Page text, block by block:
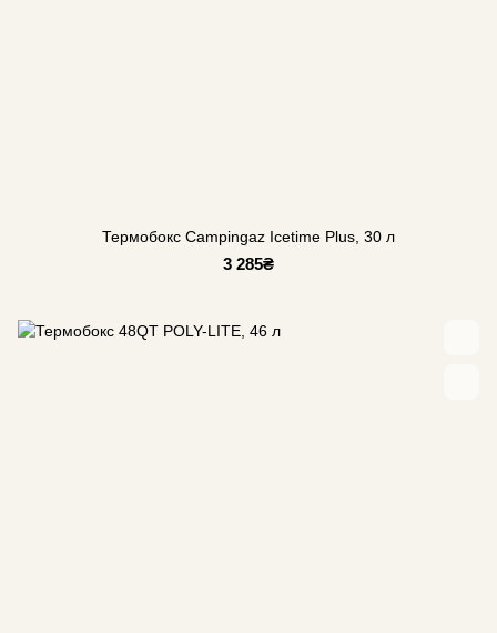
Термобокс Campingaz Icetime Plus, 30 л
3 285₴